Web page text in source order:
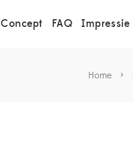
Concept FAQ Impressie
Home >